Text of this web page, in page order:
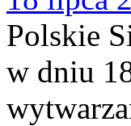
Polskie
w dniu